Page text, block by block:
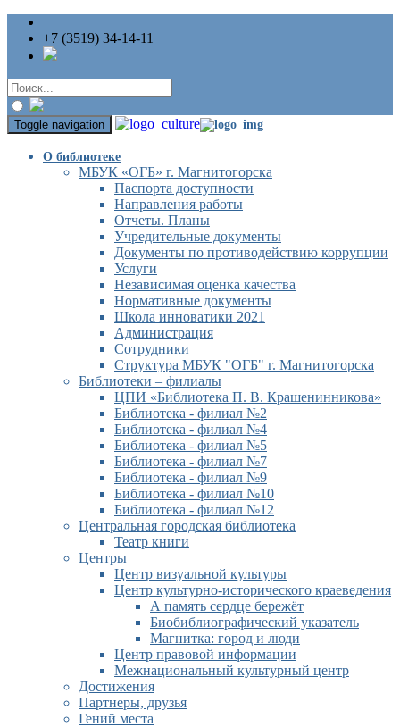
+7 (3519) 34-14-11
Toggle navigation
О библиотеке
МБУК «ОГБ» г. Магнитогорска
Паспорта доступности
Направления работы
Отчеты. Планы
Учредительные документы
Документы по противодействию коррупции
Услуги
Независимая оценка качества
Нормативные документы
Школа инноватики 2021
Администрация
Сотрудники
Структура МБУК "ОГБ" г. Магнитогорска
Библиотеки – филиалы
ЦПИ «Библиотека П. В. Крашенинникова»
Библиотека - филиал №2
Библиотека - филиал №4
Библиотека - филиал №5
Библиотека - филиал №7
Библиотека - филиал №9
Библиотека - филиал №10
Библиотека - филиал №12
Центральная городская библиотека
Театр книги
Центры
Центр визуальной культуры
Центр культурно-исторического краеведения
А память сердце бережёт
Биобиблиографический указатель
Магнитка: город и люди
Центр правовой информации
Межнациональный культурный центр
Достижения
Партнеры, друзья
Гений места